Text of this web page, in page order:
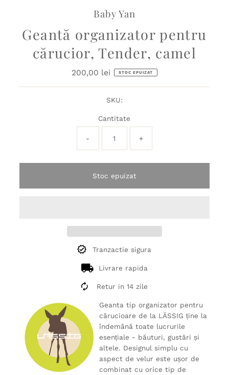
Baby Yan
Geantă organizator pentru
cărucior, Tender, camel
Preț
200,00 lei STOC EPUIZAT
SKU:
Cantitate
- +
Stoc epuizat
Tranzactie sigura
Livrare rapida
Retur in 14 zile
Geanta tip organizator pentru
cărucioare de la LÄSSIG ține la
îndemână toate lucrurile
esențiale - băuturi, gustări și
altele. Designul simplu cu
aspect de velur este ușor de
combinat cu orice tip de